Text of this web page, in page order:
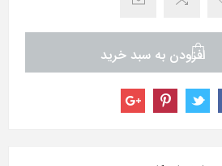
افزودن به سبد خرید